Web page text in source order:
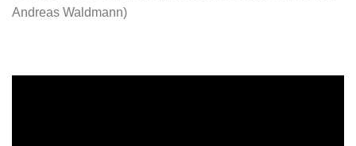
Andreas Waldmann)